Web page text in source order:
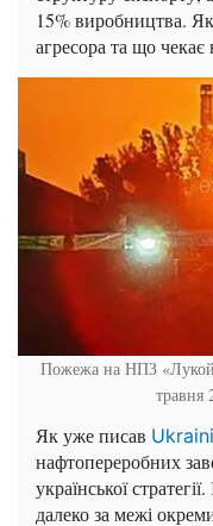
15% виробництва. Як
агресора та що
Пожежа на НПЗ
травня
Як уже писав
нафтопереробних
української
далеко за межі